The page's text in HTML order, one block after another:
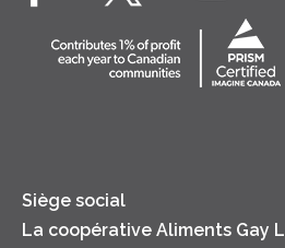
Soupes
Crème sure
Principes coopératifs
Contactez-nous
Location
Siège social
La coopérative Aliments Gay